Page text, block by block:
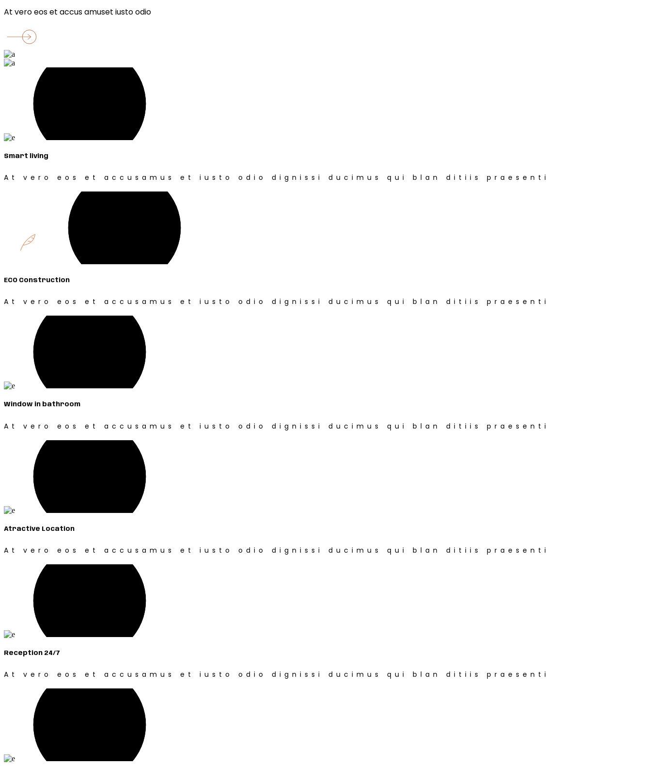
At vero eos et accus amuset iusto odio
Smart living
At vero eos et accusamus et iusto odio dignissi ducimus qui blan ditiis praesenti
ECO Construction
At vero eos et accusamus et iusto odio dignissi ducimus qui blan ditiis praesenti
Window in bathroom
At vero eos et accusamus et iusto odio dignissi ducimus qui blan ditiis praesenti
Atractive Location
At vero eos et accusamus et iusto odio dignissi ducimus qui blan ditiis praesenti
Reception 24/7
At vero eos et accusamus et iusto odio dignissi ducimus qui blan ditiis praesenti